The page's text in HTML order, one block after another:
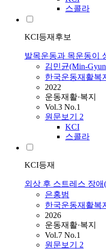
스콜라
KCI등재후보
발목운동과 목운동이
김민균(Min-
한국운동재활복
2022
운동재활·복지
Vol.3 No.1
원문보기 2
KCI
스콜라
KCI등재
외상 후 스트레스 장
은홍범
한국운동재활복
2026
운동재활·복지
Vol.7 No.1
원문보기 2